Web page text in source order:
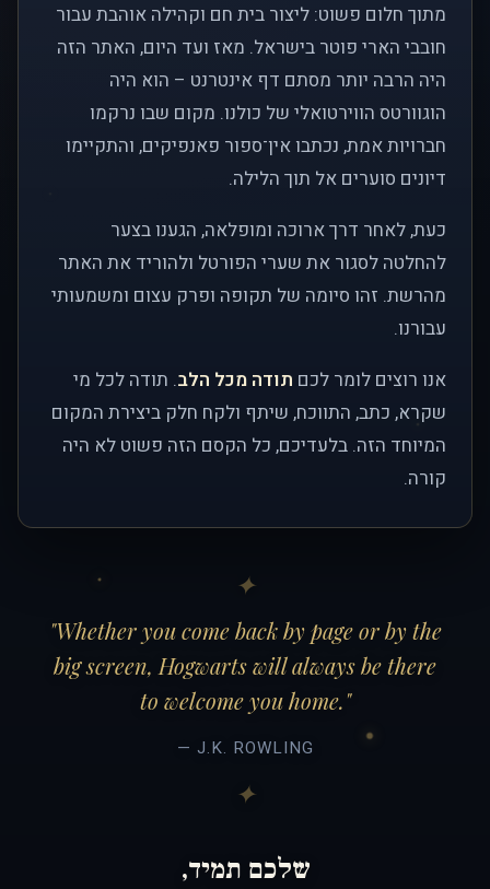
מתוך חלום פשוט: ליצור בית חם וקהילה אוהבת עבור
חובבי הארי פוטר בישראל. מאז ועד היום, האתר הזה
היה הרבה יותר מסתם דף אינטרנט – הוא היה
הוגוורטס הווירטואלי של כולנו. מקום שבו נרקמו
חברויות אמת, נכתבו אין־ספור פאנפיקים, והתקיימו
דיונים סוערים אל תוך הלילה.
כעת, לאחר דרך ארוכה ומופלאה, הגענו בצער
להחלטה לסגור את שערי הפורטל ולהוריד את האתר
מהרשת. זהו סיומה של תקופה ופרק עצום ומשמעותי
עבורנו.
אנו רוצים לומר לכם תודה מכל הלב. תודה לכל מי
שקרא, כתב, התווכח, שיתף ולקח חלק ביצירת המקום
המיוחד הזה. בלעדיכם, כל הקסם הזה פשוט לא היה
קורה.
"Whether you come back by page or by the
big screen, Hogwarts will always be there
to welcome you home."
— J.K. ROWLING
שלכם תמיד,